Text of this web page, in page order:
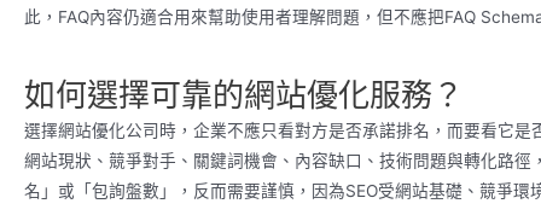
此，FAQ內容仍適合用來幫助使用者理解問題，但不應把FAQ
如何選擇可靠的網站優化服務？
選擇網站優化公司時，企業不應只看對方是否承諾排名，而要看它
網站現狀、競爭對手、關鍵詞機會、內容缺口、技術問題與轉化路
名」或「包詢盤數」，反而需要謹慎，因為SEO受網站基礎、競爭